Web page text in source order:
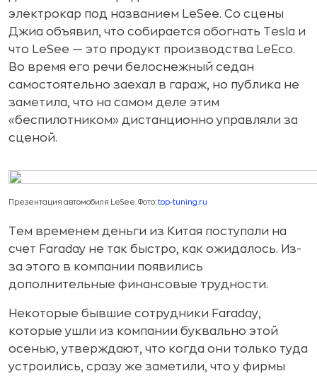
электрокар под названием LeSee. Со сцены
Джиа объявил, что собирается обогнать Tesla и
что LeSee — это продукт производства LeEco.
Во время его речи белоснежный седан
самостоятельно заехал в гараж, но публика не
заметила, что на самом деле этим
«беспилотником» дистанционно управляли за
сценой.
Презентация автомобиля LeSee. Фото: top-tuning.ru
Тем временем деньги из Китая поступали на
счет Faraday не так быстро, как ожидалось. Из-
за этого в компании появились
дополнительные финансовые трудности.
Некоторые бывшие сотрудники Faraday,
которые ушли из компании буквально этой
осенью, утверждают, что когда они только туда
устроились, сразу же заметили, что у фирмы